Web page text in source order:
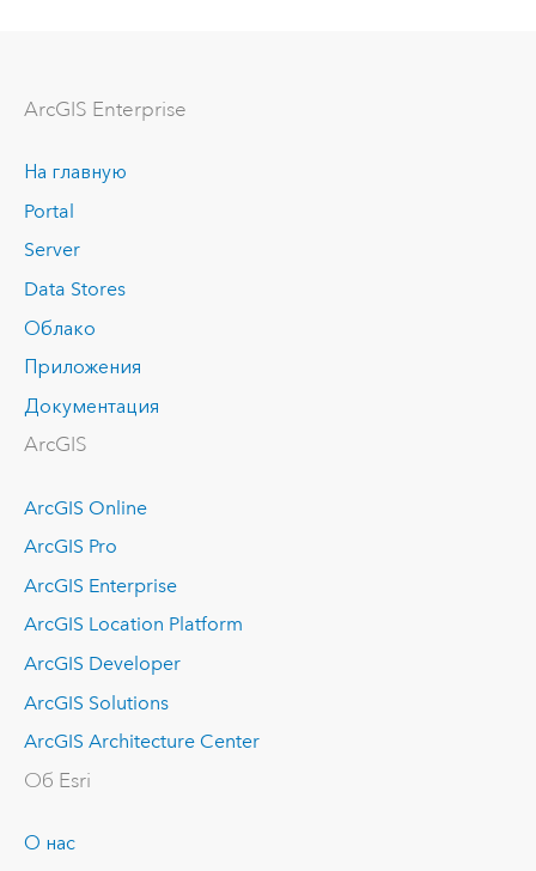
ArcGIS Enterprise
На главную
Portal
Server
Data Stores
Облако
Приложения
Документация
ArcGIS
ArcGIS Online
ArcGIS Pro
ArcGIS Enterprise
ArcGIS Location Platform
ArcGIS Developer
ArcGIS Solutions
ArcGIS Architecture Center
Об Esri
О нас